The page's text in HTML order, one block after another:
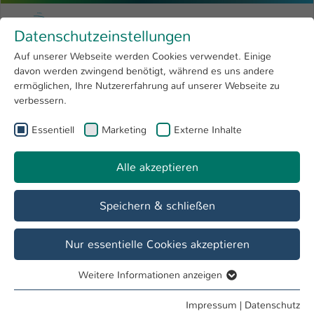
Menu
Forschung 4
Open submenu
Hochschule
International
Zum Hauptinhalt springen
Hochschule Kaiserslautern
Sie sind hier:
Menschen und Projekte
Datenschutzeinstellungen
Auf unserer Webseite werden Cookies verwendet. Einige
davon werden zwingend benötigt, während es uns andere
ermöglichen, Ihre Nutzererfahrung auf unserer Webseite zu
verbessern.
Essentiell Marketing Externe Inhalte
Alle akzeptieren
Speichern & schließen
Nur essentielle Cookies akzeptieren
Essentielle Cookies werden für grundlegende Funktionen
Weitere Informationen anzeigen
Impressum | Datenschutz